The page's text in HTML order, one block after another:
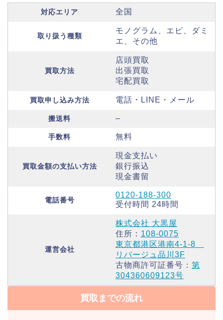
対応エリア 全国
取り扱う種類
モノグラム、エピ、ダミ
エ、その他
買取方法
店頭買取
出張買取
宅配買取
買取申し込み方法 電話・LINE・メール
搬送料 –
手数料 無料
買取金額の支払い方法
現金支払い
銀行振込
現金書留
電話番号
0120-188-300
受付時間 24時間
運営会社
株式会社 大黒屋
住所： 108-0075
東京都港区港南4-1-8
リバージュ品川3F
古物商許可証番号： 第
304360609123号
買取までの流れ